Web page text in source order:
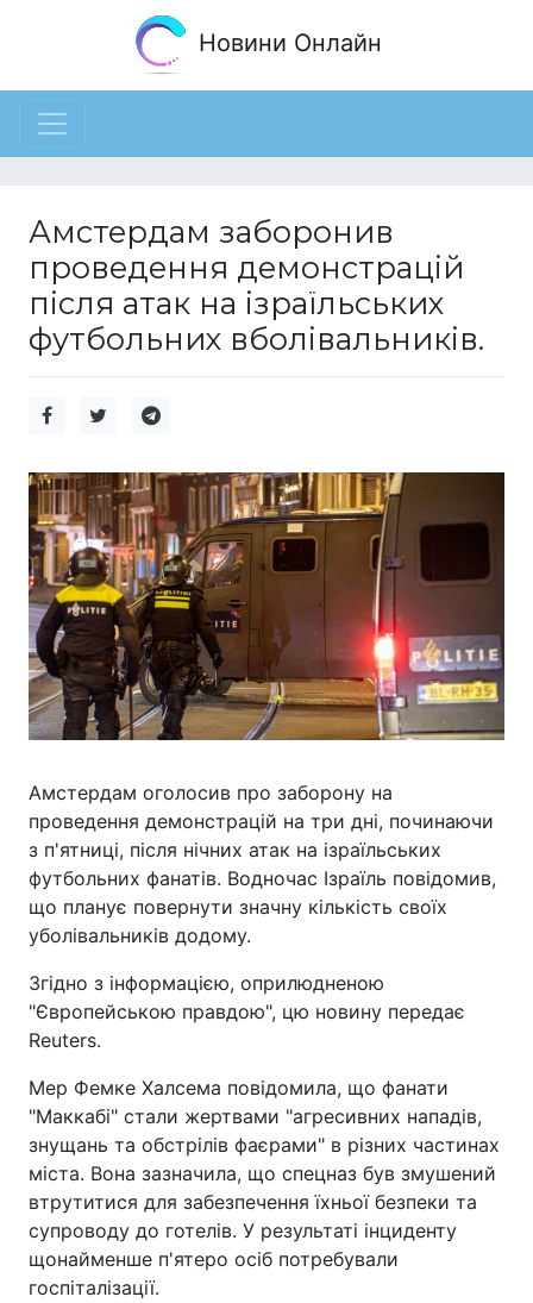
Новини Онлайн
Амстердам заборонив
проведення демонстрацій
після атак на ізраїльських
футбольних вболівальників.
Амстердам оголосив про заборону на
проведення демонстрацій на три дні, починаючи
з п'ятниці, після нічних атак на ізраїльських
футбольних фанатів. Водночас Ізраїль повідомив,
що планує повернути значну кількість своїх
уболівальників додому.
Згідно з інформацією, оприлюдненою
"Європейською правдою", цю новину передає
Reuters.
Мер Фемке Халсема повідомила, що фанати
"Маккабі" стали жертвами "агресивних нападів,
знущань та обстрілів фаєрами" в різних частинах
міста. Вона зазначила, що спецназ був змушений
втрутитися для забезпечення їхньої безпеки та
супроводу до готелів. У результаті інциденту
щонайменше п'ятеро осіб потребували
госпіталізації.